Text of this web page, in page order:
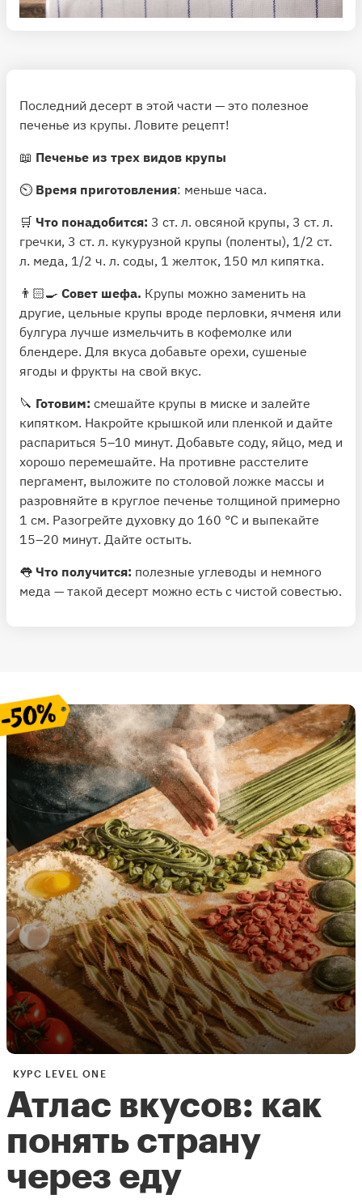
Последний десерт в этой части — это полезное
печенье из крупы. Ловите рецепт!
📖 Печенье из трех видов крупы
⏲ Время приготовления: меньше часа.
🛒 Что понадобится: 3 ст. л. овсяной крупы, 3 ст. л.
гречки, 3 ст. л. кукурузной крупы (поленты), 1/2 ст.
л. меда, 1/2 ч. л. соды, 1 желток, 150 мл кипятка.
👨🏻‍🍳 Совет шефа. Крупы можно заменить на
другие, цельные крупы вроде перловки, ячменя или
булгура лучше измельчить в кофемолке или
блендере. Для вкуса добавьте орехи, сушеные
ягоды и фрукты на свой вкус.
🔪 Готовим: смешайте крупы в миске и залейте
кипятком. Накройте крышкой или пленкой и дайте
распариться 5–10 минут. Добавьте соду, яйцо, мед и
хорошо перемешайте. На противне расстелите
пергамент, выложите по столовой ложке массы и
разровняйте в круглое печенье толщиной примерно
1 см. Разогрейте духовку до 160 °C и выпекайте
15–20 минут. Дайте остыть.
👅 Что получится: полезные углеводы и немного
меда — такой десерт можно есть с чистой совестью.
КУРС LEVEL ONE
Атлас вкусов: как
понять страну
через еду